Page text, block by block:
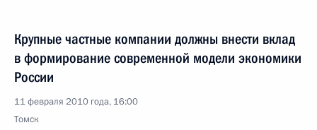
Крупные частные компании должны внести вклад
в формирование современной модели экономики
России
11 февраля 2010 года, 16:00
Томск